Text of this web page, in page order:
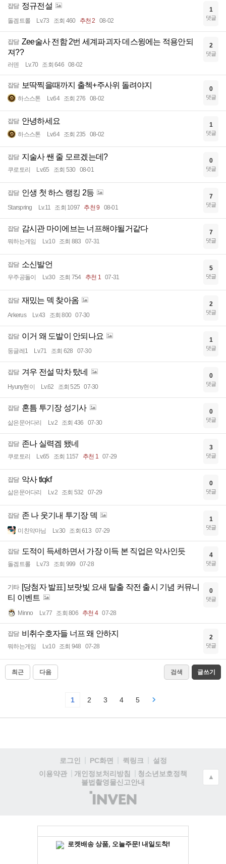
잡담 정규전설
돌겜트롤 Lv.73 조회 460 추천 2 08-02
1
댓글
잡담 Zee술사 전함 2번 세계파괴자 데스윙에는 적용안되
져??
러덴 Lv.70 조회 646 08-02
2
댓글
잡담 보딱찍을때까지 출첵+주사위 돌려야지
하스스톤 Lv.64 조회 276 08-02
0
댓글
잡담 안녕하세요
하스스톤 Lv.64 조회 235 08-02
1
댓글
잡담 지술사 쌘 줄 모르겠는데?
쿠로토리 Lv.65 조회 530 08-01
0
댓글
잡담 인생 첫 하스 랭킹 2등
Starspring Lv.11 조회 1097 추천 9 08-01
7
댓글
잡담 감시관 마이에브는 너프해야될거같다
뭐하는게임 Lv.10 조회 883 07-31
7
댓글
잡담 소신발언
우주공돌이 Lv.30 조회 754 추천 1 07-31
5
댓글
잡담 재밌는 덱 찾아옴
Arkerus Lv.43 조회 800 07-30
2
댓글
잡담 이거 왜 도발이 안되나요
둥글레1 Lv.71 조회 628 07-30
1
댓글
잡담 겨우 전설 막차 탔네
Hyuny현이 Lv.62 조회 525 07-30
0
댓글
잡담 혼틈 투기장 성기사
삶은문어다리 Lv.2 조회 436 07-30
0
댓글
잡담 존나 실력겜 됐네
쿠로토리 Lv.65 조회 1157 추천 1 07-29
3
댓글
잡담 악사 tlqkf
삶은문어다리 Lv.2 조회 532 07-29
0
댓글
잡담 존 나 웃기내 투기장 덱
미친악마님 Lv.30 조회 613 07-29
1
댓글
잡담 도적이 득세하면서 가장 이득 본 직업은 악사인듯
돌겜트롤 Lv.73 조회 999 07-28
4
댓글
기타 [당첨자 발표] 보랏빛 요새 탈출 작전 출시 기념 커뮤니
티 이벤트
Minno Lv.77 조회 806 추천 4 07-28
0
댓글
잡담 비취수호자들 너프 왜 안하지
뭐하는게임 Lv.10 조회 948 07-28
2
댓글
최근 다음 검색 글쓰기
1 2 3 4 5
로그인 PC화면 퀵링크
설정
이용약관
개인정보처리방침
청소년보호정책
불법촬영물신고안내
(주)
인
▲